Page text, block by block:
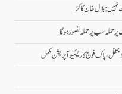
نہیں: بلال خان کاکڑ
حملہ سب پر حملہ تصور ہوگا
پاک فوج کا ریسکیو آپریشن مکمل